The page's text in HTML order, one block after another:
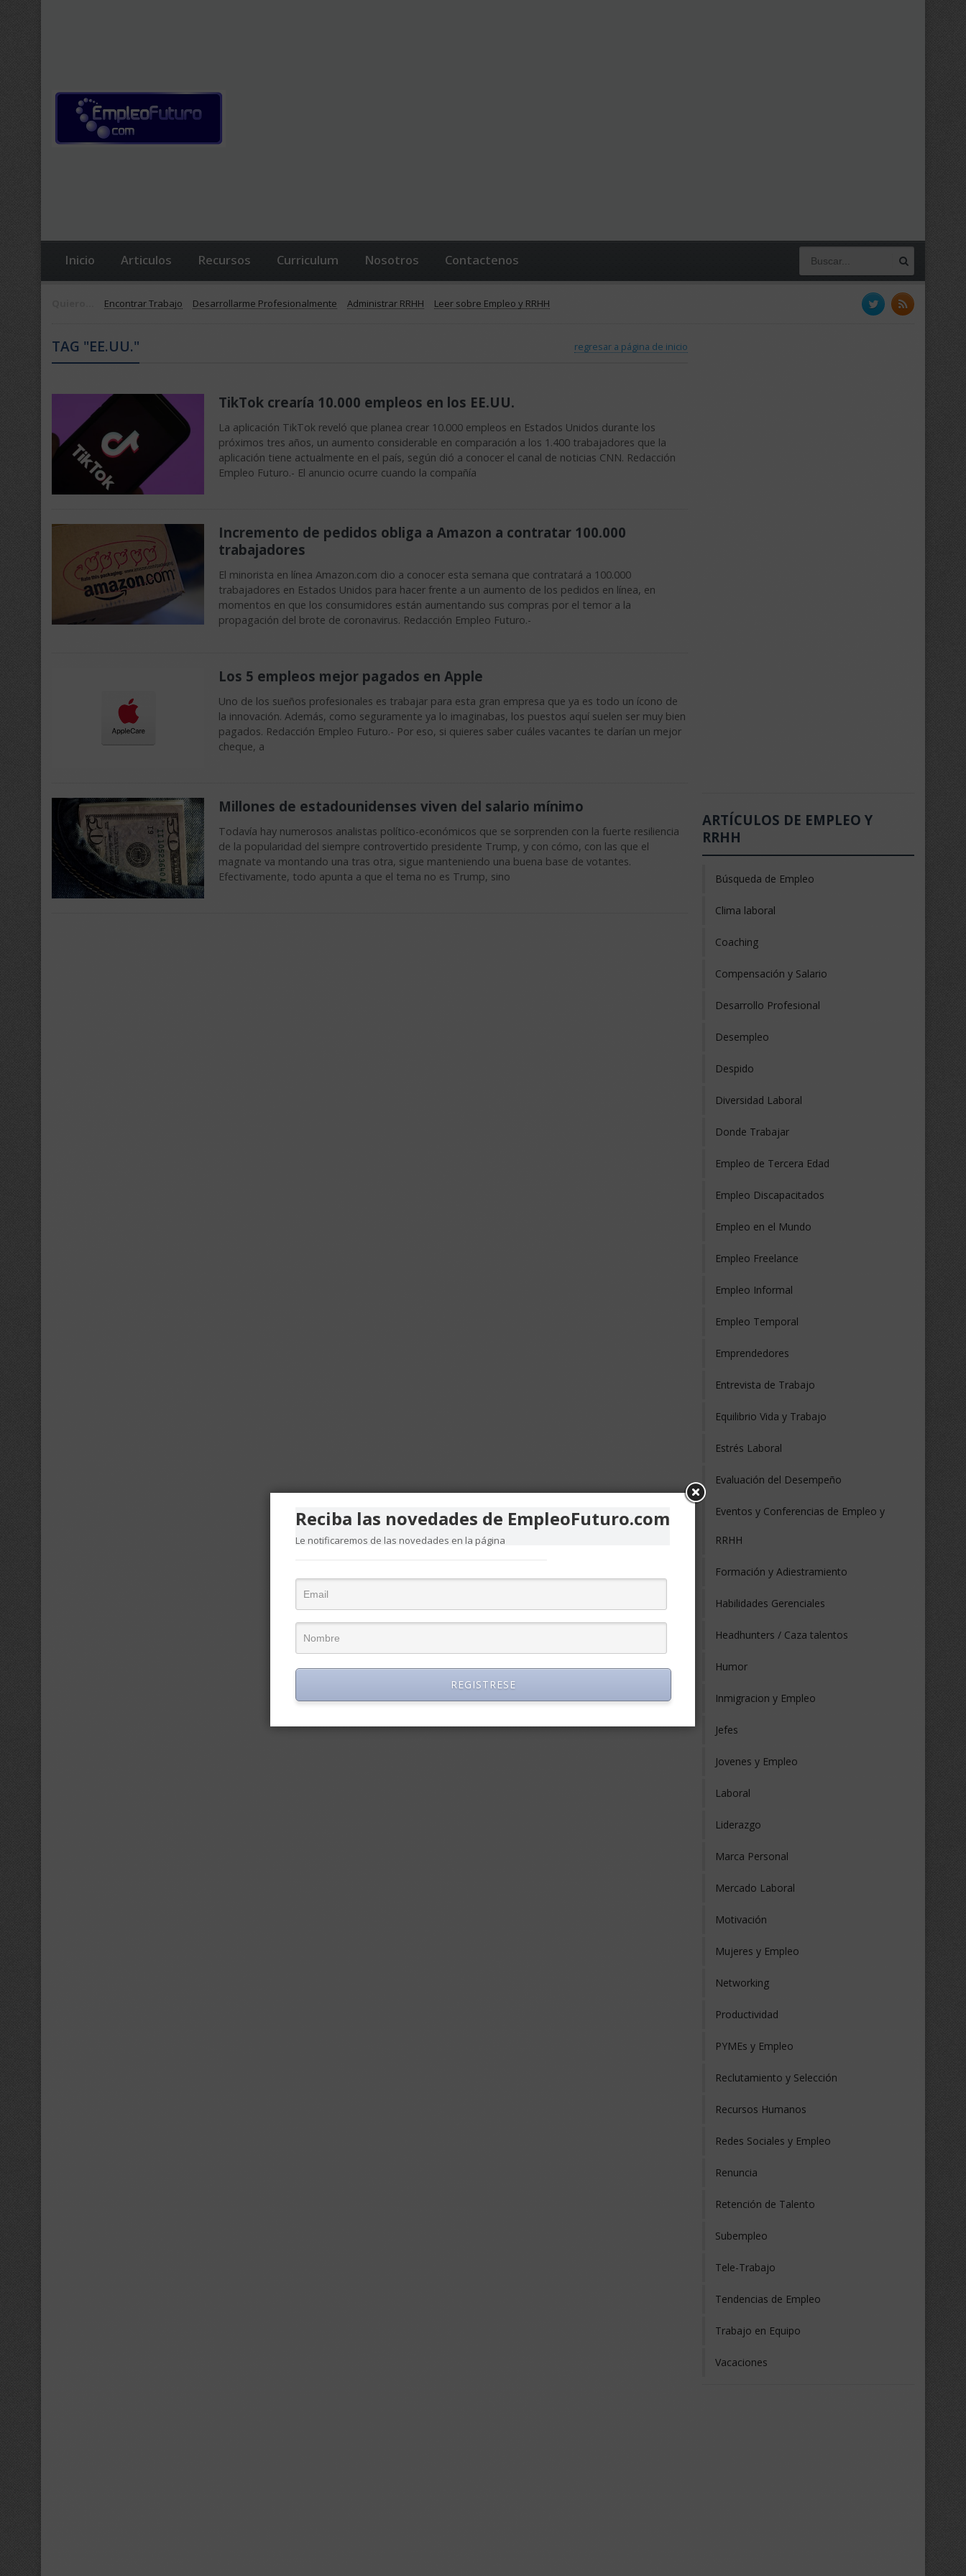
Inicio Articulos Recursos Curriculum Nosotros Contactenos
Encontrar Trabajo Desarrollarme Profesionalmente Administrar RRHH Leer sobre Empleo y RRHH
regresar a página de inicio
TAG "EE.UU."
TikTok crearía 10.000 empleos en los EE.UU.
La aplicación TikTok reveló que planea crear 10.000 empleos en Estados Unidos durante los
próximos tres años, un aumento considerable en comparación a los 1.400 trabajadores que la
aplicación tiene actualmente en el país, según dió a conocer el canal de noticias CNN. Redacción
Empleo Futuro.- El anuncio ocurre cuando la compañía
Incremento de pedidos obliga a Amazon a contratar 100.000
trabajadores
El minorista en línea Amazon.com dio a conocer esta semana que contratará a 100.000
trabajadores en Estados Unidos para hacer frente a un aumento de los pedidos en línea, en
momentos en que los consumidores están aumentando sus compras por el temor a la
propagación del brote de coronavirus. Redacción Empleo Futuro.-
Los 5 empleos mejor pagados en Apple
Uno de los sueños profesionales es trabajar para esta gran empresa que ya es todo un ícono de
la innovación. Además, como seguramente ya lo imaginabas, los puestos aquí suelen ser muy bien
pagados. Redacción Empleo Futuro.- Por eso, si quieres saber cuáles vacantes te darían un mejor
cheque, a
Millones de estadounidenses viven del salario mínimo
Todavía hay numerosos analistas político-económicos que se sorprenden con la fuerte resiliencia
de la popularidad del siempre controvertido presidente Trump, y con cómo, con las que el
magnate va montando una tras otra, sigue manteniendo una buena base de votantes.
Efectivamente, todo apunta a que el tema no es Trump, sino
ARTÍCULOS DE EMPLEO Y
RRHH
Búsqueda de Empleo
Clima laboral
Coaching
Compensación y Salario
Desarrollo Profesional
Desempleo
Despido
Diversidad Laboral
Donde Trabajar
Empleo de Tercera Edad
Empleo Discapacitados
Empleo en el Mundo
Empleo Freelance
Empleo Informal
Empleo Temporal
Emprendedores
Entrevista de Trabajo
Equilibrio Vida y Trabajo
Estrés Laboral
Evaluación del Desempeño
Eventos y Conferencias de Empleo y
RRHH
Formación y Adiestramiento
Habilidades Gerenciales
Headhunters / Caza talentos
Humor
Inmigracion y Empleo
Jefes
Jovenes y Empleo
Laboral
Liderazgo
Marca Personal
Mercado Laboral
Motivación
Mujeres y Empleo
Networking
Productividad
PYMEs y Empleo
Reclutamiento y Selección
Recursos Humanos
Redes Sociales y Empleo
Renuncia
Retención de Talento
Subempleo
Tele-Trabajo
Tendencias de Empleo
Trabajo en Equipo
Vacaciones
Reciba las novedades de EmpleoFuturo.com
Le notificaremos de las novedades en la página
REGISTRESE